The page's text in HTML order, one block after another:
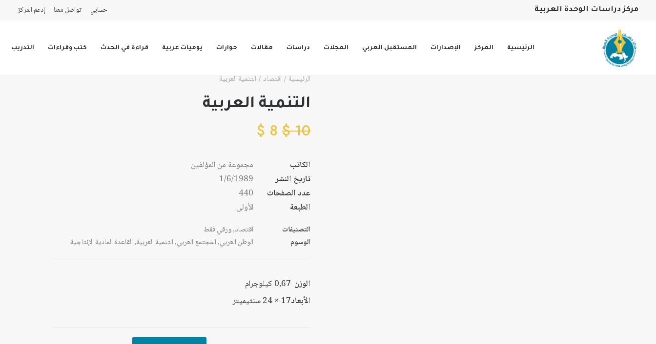
مركز دراسات الوحدة العربية حسابي تواصل معنا إدعم المركز
الرئيسية المركز الإصدارات المستقبل العربي المجلات دراسات مقالات حوارات يوميات عربية قراءة في الحدث كتب وقراءات التدريب
الرئيسية اقتصاد التنمية العربية
التنمية العربية
10
$
8
$
الكاتب
مجموعة من المؤلفين
تاريخ النشر
1/6/1989
عدد الصفحات
440
الطبعة
الأولى
التصنيفات اقتصاد,ورقي فقط
الوسوم
الوطن العربي,المجتمع العربي,التنمية العربية,القاعدة المادية الإنتاجية
الوزن 0,67 كيلوجرام
الأبعاد17 × 24 سنتيميتر